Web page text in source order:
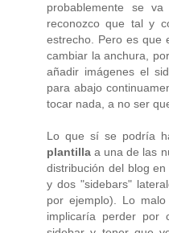
probablemente se
reconozco que tal y
estrecho. Pero es que
cambiar la anchura,
añadir imágenes el
para abajo
tocar nada, a no ser
Lo que sí se podría
plantilla a una de las
distribución del blog
y dos "sidebars"
por ejemplo). Lo
implicaría perder por